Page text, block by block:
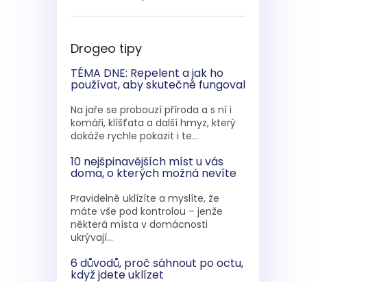
Drogeo tipy
TÉMA DNE: Repelent a jak ho
používat, aby skutečně fungoval
Na jaře se probouzí příroda a s ní i
komáři, klíšťata a další hmyz, který
dokáže rychle pokazit i te...
10 nejšpinavějších míst u vás
doma, o kterých možná nevíte
Pravidelně uklízíte a myslíte, že
máte vše pod kontrolou – jenže
některá místa v domácnosti
ukrývají...
6 důvodů, proč sáhnout po octu,
když jdete uklízet